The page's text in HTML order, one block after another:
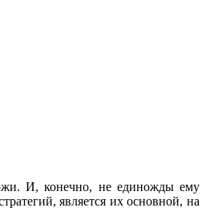
И, конечно, не единожды ему
является их основной, на